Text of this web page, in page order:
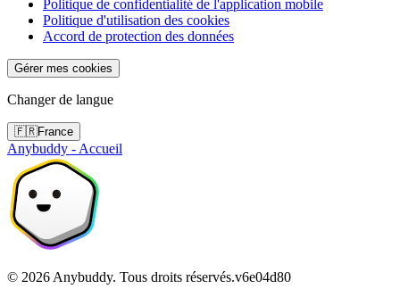
Politique de confidentialité de l'application mobile
Politique d'utilisation des cookies
Accord de protection des données
Gérer mes cookies
Changer de langue
🇫🇷France
Anybuddy - Accueil
© 2026 Anybuddy. Tous droits réservés.v6e04d80